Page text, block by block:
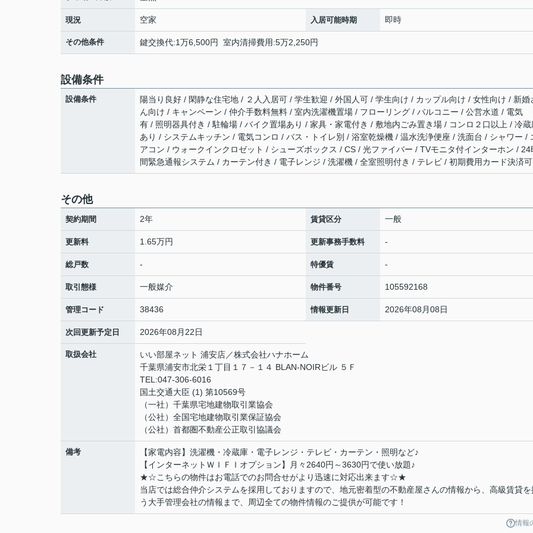
現況 空家 入居可能時期 即時
その他条件 鍵交換代:1万6,500円 室内清掃費用:5万2,250円
設備条件
設備条件
陽当り良好 / 閑静な住宅地 / ２人入居可 / 学生歓迎 / 外国人可 / 学生向け / カップル向け / 女性向け / 新婚
ん向け / キャンペーン / 仲介手数料無料 / 室内洗濯機置場 / フローリング / バルコニー / 公営水道 / 電気
有 / 照明器具付き / 駐輪場 / バイク置場あり / 家具・家電付き / 敷地内ごみ置き場 / コンロ２口以上 / 冷蔵
あり / システムキッチン / 電気コンロ / バス・トイレ別 / 浴室乾燥機 / 温水洗浄便座 / 洗面台 / シャワー /
アコン / ウォークインクロゼット / シューズボックス / CS / 光ファイバー / TVモニタ付インターホン / 24
間緊急通報システム / カーテン付き / 電子レンジ / 洗濯機 / 全室照明付き / テレビ / 初期費用カード決済可
その他
契約期間 2年 賃貸区分 一般
更新料 1.65万円 更新事務手数料 -
総戸数 - 特優賃 -
取引態様 一般媒介 物件番号 105592168
管理コード 38436 情報更新日 2026年08月08日
次回更新予定日 2026年08月22日
取扱会社
いい部屋ネット 浦安店／株式会社ハナホーム
千葉県浦安市北栄１丁目１７－１４ BLAN-NOIRビル ５Ｆ
TEL:047-306-6016
国土交通大臣 (1) 第10569号
（一社）千葉県宅地建物取引業協会
（公社）全国宅地建物取引業保証協会
（公社）首都圏不動産公正取引協議会
備考
【家電内容】洗濯機・冷蔵庫・電子レンジ・テレビ・カーテン・照明など♪
【インターネットＷＩＦＩオプション】月々2640円～3630円で使い放題♪
★☆こちらの物件はお電話でのお問合せがより迅速に対応出来ます☆★
当店では総合仲介システムを採用しておりますので、地元密着型の不動産屋さんの情報から、高級賃貸を
う大手管理会社の情報まで、周辺全ての物件情報のご提供が可能です！
情報